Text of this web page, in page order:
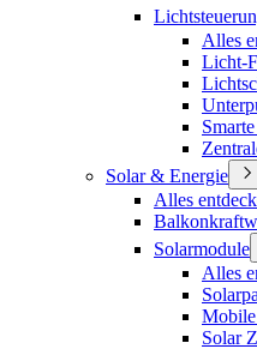
Alles
Licht-
Solar & Energie
Alles
Solarmodule
Alles
Mobile
Solar